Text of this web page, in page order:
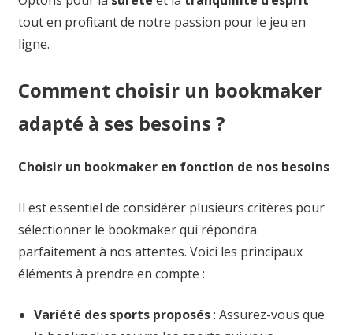
tout en profitant de notre passion pour le jeu en
ligne.
Comment choisir un bookmaker
adapté à ses besoins ?
Choisir un bookmaker en fonction de nos besoins
Il est essentiel de considérer plusieurs critères pour
sélectionner le bookmaker qui répondra
parfaitement à nos attentes. Voici les principaux
éléments à prendre en compte :
Variété des sports proposés: Assurez-vous que